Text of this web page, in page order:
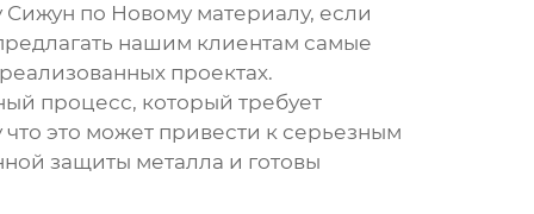
по Новому материалу, если
нашим клиентам самые
проектах.
процесс, который требует
это может привести к серьезным
защиты металла и готовы